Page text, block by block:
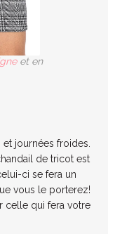
et en
et journées froides.
de tricot est
ci se fera un
vous le porterez!
celle qui fera votre